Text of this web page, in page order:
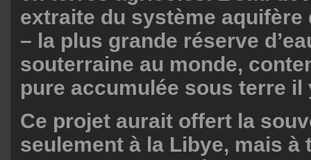
extraite du système aquifère
– la plus grande réserve
souterraine au monde,
pure accumulée sous terre il
Ce projet aurait offert la
seulement à la Libye, mais à